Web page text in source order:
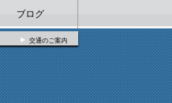
ブログ
交通のご案内